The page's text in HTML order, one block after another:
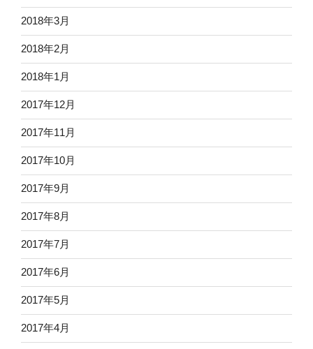
2018年3月
2018年2月
2018年1月
2017年12月
2017年11月
2017年10月
2017年9月
2017年8月
2017年7月
2017年6月
2017年5月
2017年4月